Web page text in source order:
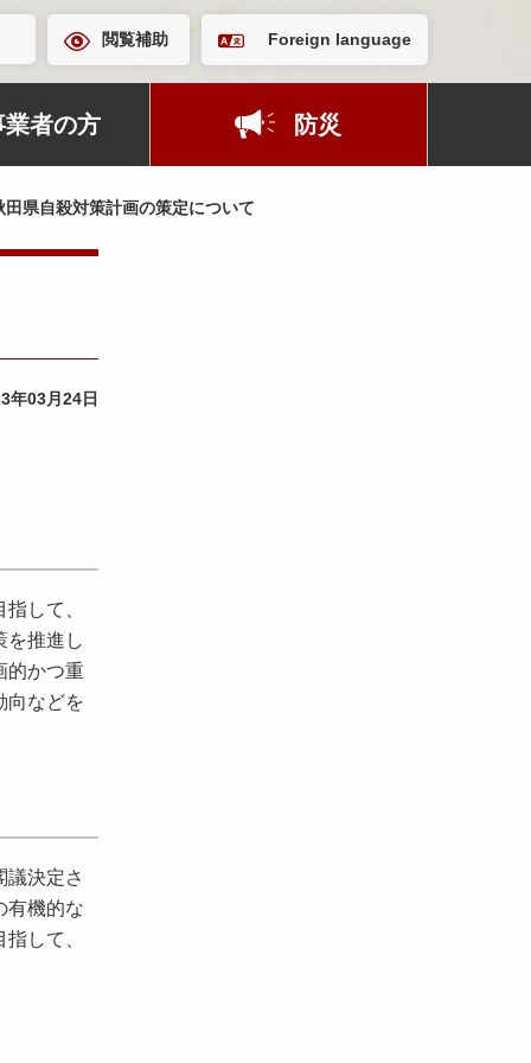
閲覧補助 Foreign language
業者の方 防災
県自殺対策計画の策定について
年03月24日
して、
を推進し
的かつ重
向などを
決定さ
有機的な
して、